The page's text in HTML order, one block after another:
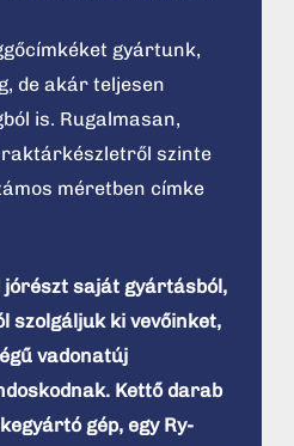
gyártunk,
de akár teljesen
is. Rugalmasan,
szinte
méretben címke
jórészt saját gyártásból,
szolgáljuk ki vevőinket,
vadonatúj
Kettő darab
gép, egy Ry-